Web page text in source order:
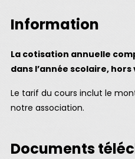
Information
La cotisation annuelle
dans l’année scolaire,
Le tarif du cours inclut le
notre association.
Documents